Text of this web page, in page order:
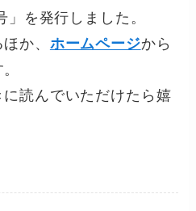
を発行しました。
か、 ホームページから
読んでいただけたら嬉